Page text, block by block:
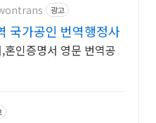
광고
국가공인 번역행정사
인증명서 영문 번역공